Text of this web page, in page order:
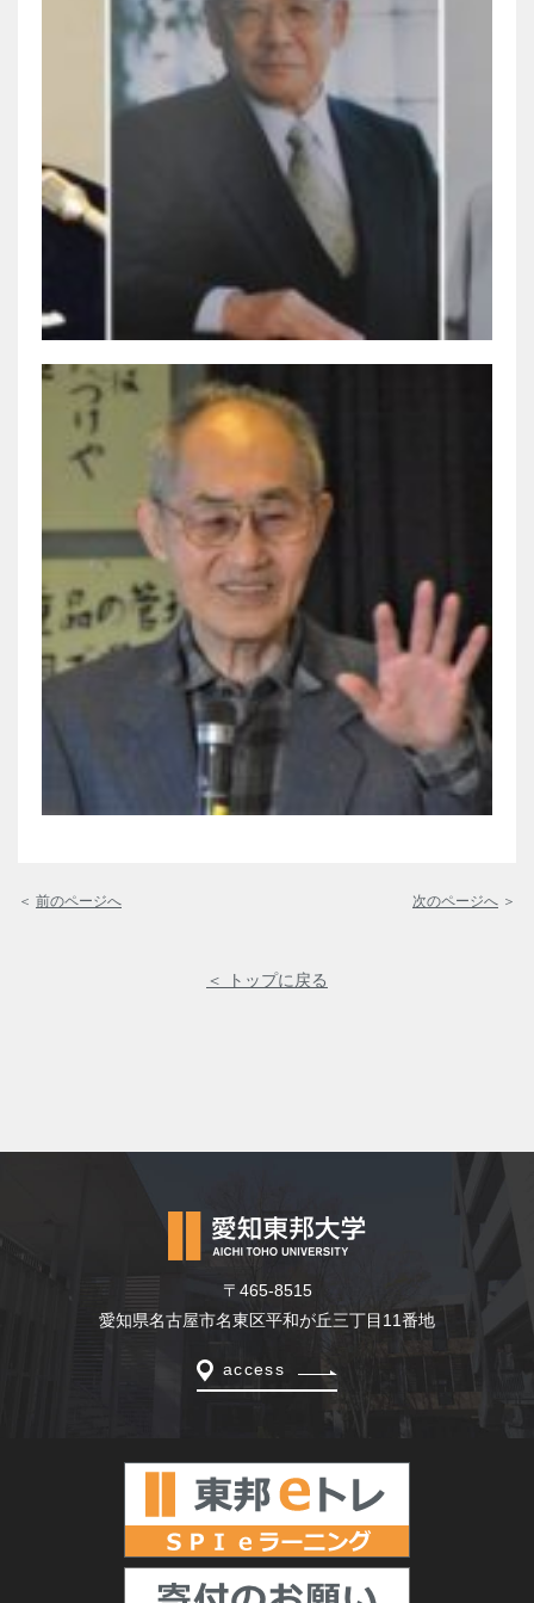
＜ 前のページへ 次のページへ ＞
＜ トップに戻る
〒465-8515
愛知県名古屋市名東区平和が丘三丁目11番地
access